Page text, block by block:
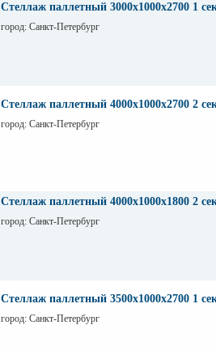
Стеллаж паллетный 3000х1000х2700 1
город: Санкт-Петербург
Стеллаж паллетный 4000х1000х2700 2
город: Санкт-Петербург
Стеллаж паллетный 4000х1000х1800 2
город: Санкт-Петербург
Стеллаж паллетный 3500х1000х2700 1
город: Санкт-Петербург